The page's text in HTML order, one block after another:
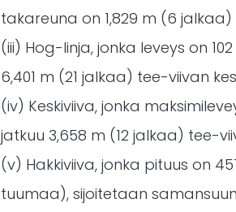
takareuna on 1,829 m (6
(iii) Hog-linja, jonka leveys on
6,401 m (21 jalkaa) tee-viivan
(iv) Keskiviiva, jonka
jatkuu 3,658 m (12 jalkaa) tee-
(v) Hakkiviiva, jonka pituus on
tuumaa), sijoitetaan